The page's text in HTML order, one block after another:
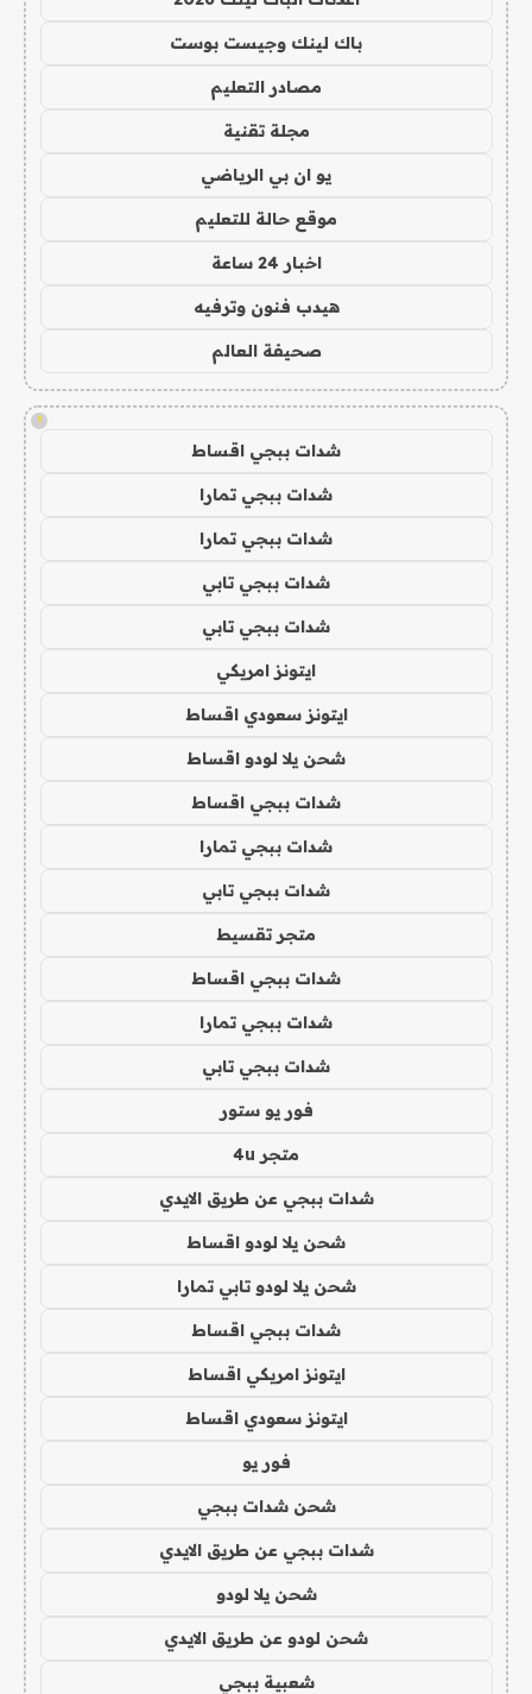
باك لينك وجيست بوست
مصادر التعليم
مجلة تقنية
يو ان بي الرياضي
موقع حالة للتعليم
اخبار 24 ساعة
هيدب فنون وترفيه
صحيفة العالم
!
شدات ببجي اقساط
شدات ببجي تمارا
شدات ببجي تمارا
شدات ببجي تابي
شدات ببجي تابي
ايتونز امريكي
ايتونز سعودي اقساط
شحن يلا لودو اقساط
شدات ببجي اقساط
شدات ببجي تمارا
شدات ببجي تابي
متجر تقسيط
شدات ببجي اقساط
شدات ببجي تمارا
شدات ببجي تابي
فور يو ستور
متجر 4u
شدات ببجي عن طريق الايدي
شحن يلا لودو اقساط
شحن يلا لودو تابي تمارا
شدات ببجي اقساط
ايتونز امريكي اقساط
ايتونز سعودي اقساط
فور يو
شحن شدات ببجي
شدات ببجي عن طريق الايدي
شحن يلا لودو
شحن لودو عن طريق الايدي
شعبية ببجي